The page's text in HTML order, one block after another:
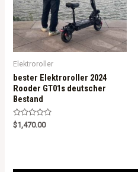
Elektroroller
bester Elektroroller 2024
Rooder GT01s deutscher
Bestand
R
a
$1,470.00